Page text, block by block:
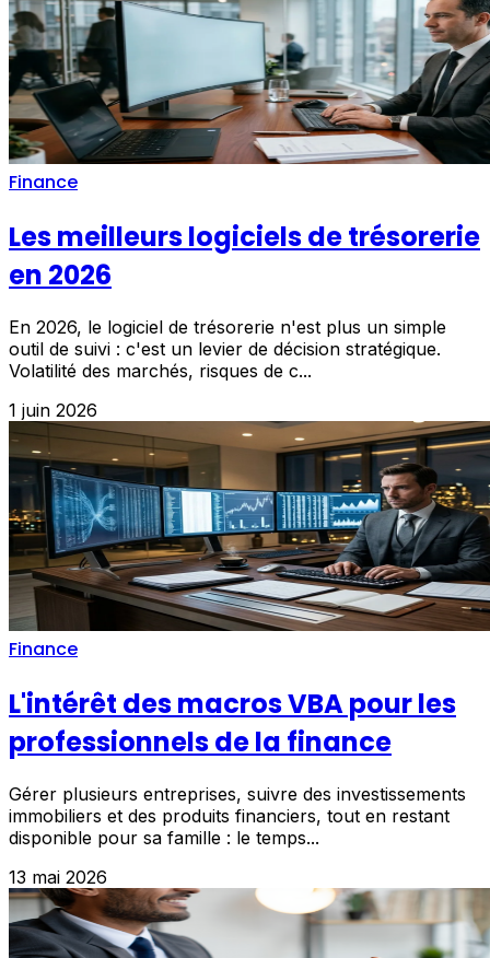
Finance
Les meilleurs logiciels de trésorerie
en 2026
En 2026, le logiciel de trésorerie n'est plus un simple
outil de suivi : c'est un levier de décision stratégique.
Volatilité des marchés, risques de c...
1 juin 2026
Finance
L'intérêt des macros VBA pour les
professionnels de la finance
Gérer plusieurs entreprises, suivre des investissements
immobiliers et des produits financiers, tout en restant
disponible pour sa famille : le temps...
13 mai 2026